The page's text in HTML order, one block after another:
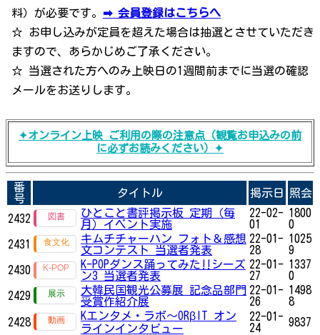
料）が必要です。 ➡ 会員登録はこちらへ
☆ お申し込みが定員を超えた場合は抽選とさせていただき
ますので、あらかじめご了承ください。
☆ 当選された方へのみ上映日の1週間前までに当選の確認
メールをお送りします。
✦オンライン上映 ご利用の際の注意点（観覧お申込みの前
に必ずお読みください）✦
番
号
タイトル 掲示日 照会
2432
ひとこと書評掲示板 定期（毎
月）イベント実施
22-02-
01
1800
0
2431
キムチチャーハン フォト＆感想
文コンテスト 当選者発表
22-01-
28
1025
9
2430
K-POPダンス踊ってみた‼シーズ
ン3 当選者発表
22-01-
27
1337
0
2429
大韓民国観光公募展 記念品部門
受賞作紹介展
22-01-
26
1498
8
2428
Kエンタメ・ラボ～ORβIT オン
ラインインタビュー
22-01-
24
9837